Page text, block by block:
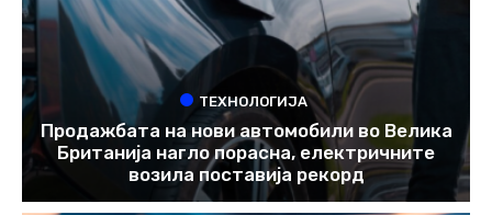
ТЕХНОЛОГИЈА
Продажбата на нови автомобили во Велика
Британија нагло порасна, електричните
возила поставија рекорд